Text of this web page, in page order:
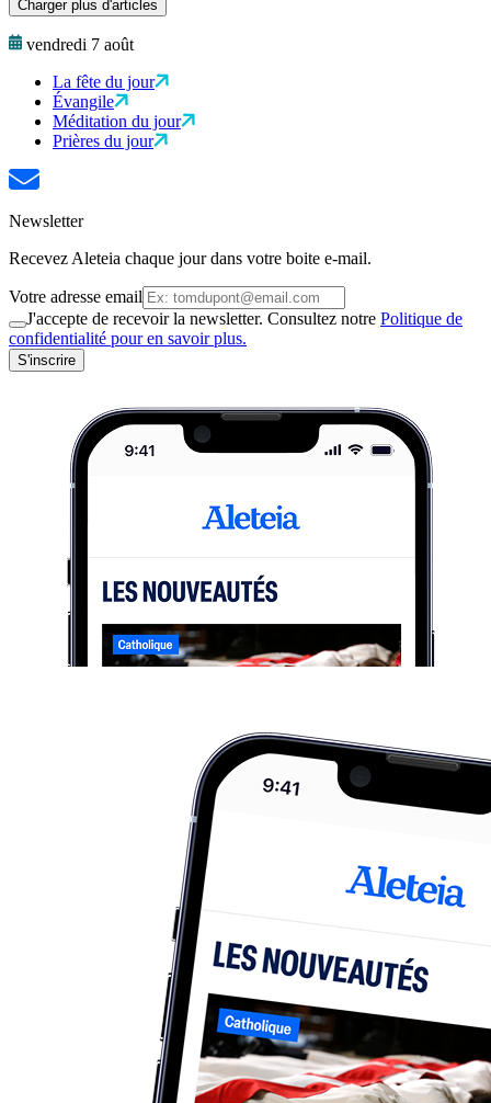
Charger plus d'articles
vendredi 7 août
La fête du jour
Évangile
Méditation du jour
Prières du jour
Newsletter
Recevez Aleteia chaque jour dans votre boite e-mail.
Votre adresse email
J'accepte de recevoir la newsletter. Consultez notre Politique de
confidentialité pour en savoir plus.
S'inscrire